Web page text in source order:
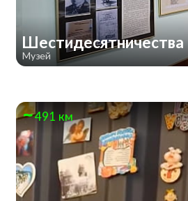
Шестидесятничества
Музей
491 км